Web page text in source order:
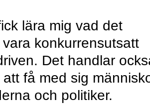
lära mig vad det
konkurrensutsatt
Det handlar
få med sig
och politiker.